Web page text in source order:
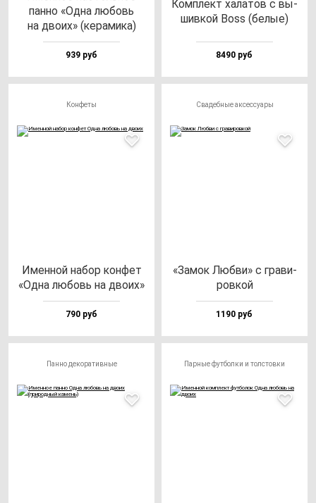
пан­но «Одна лю­бовь
на дво­их» (ке­ра­ми­ка)
939 руб
Ком­плект ха­ла­тов с вы­
шив­кой Boss (бе­лые)
8490 руб
Конфеты
Имен­ной на­бор кон­фет
«Одна лю­бовь на дво­их»
790 руб
Свадебные аксессуары
«Замок Люб­ви» с гра­ви­
ров­кой
1190 руб
Панно декоративные Парные футболки и толстовки